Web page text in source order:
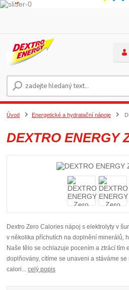
Úvod Energetické a hydratační nápoje
DEXTRO ENERGY
Dextro Zero Calories nápoj s elektrolyty v
v několika příchutích na doplnění minerálů,
Naše tělo se ochlazuje pocením a ztrácí tím
doplňovány, cítíme se unaveni a stáváme
calori...celý popis